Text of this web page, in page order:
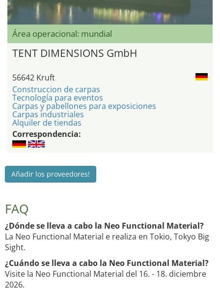
Área operacional: mundial
TENT DIMENSIONS GmbH
56642 Kruft
Construccion de carpas
Tecnología para eventos
Carpas y pabellones para exposiciones
Carpas industriales
Alquiler de tiendas
Correspondencia:
Añadir los proveedores!
FAQ
¿Dónde se lleva a cabo la Neo Functional Material?
La Neo Functional Material e realiza en Tokio, Tokyo Big
Sight.
¿Cuándo se lleva a cabo la Neo Functional Material?
Visite la Neo Functional Material del 16. - 18. diciembre
2026.